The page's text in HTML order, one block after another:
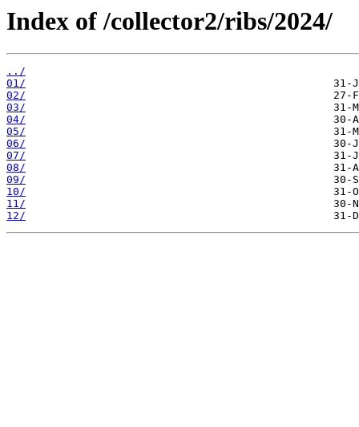
Index of /collector2/ribs/2024/
../
01/
02/
03/
04/
05/
06/
07/
08/
09/
10/
11/
12/